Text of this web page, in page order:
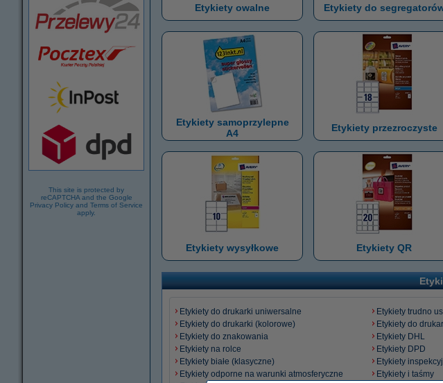
This site is protected by
reCAPTCHA and the Google
Privacy Policy and Terms of Service
apply.
Etykiety owalne Etykiety do
Etykiety samoprzylepne
A4
Etykiety przezroczyste
Etykiety wysyłkowe Etykiety QR
Etykiety do drukarki uniwersalne
Etykiety do drukarki (kolorowe)
Etykiety do znakowania
Etykiety na rolce
Etykiety białe (klasyczne)
Etykiety odporne na warunki atmosferyczne
Etykiety trudno
Etykiety do
Etykiety DHL
Etykiety DPD
Etykiety
Etykiety i taśmy